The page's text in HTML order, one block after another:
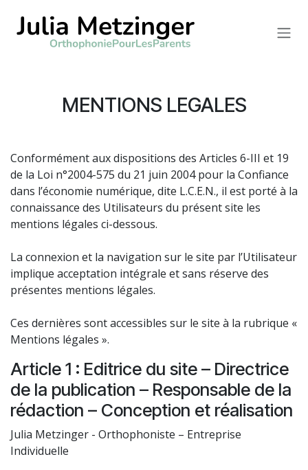
MENTIONS LEGALES
Conformément aux dispositions des Articles 6-III et 19
de la Loi n°2004-575 du 21 juin 2004 pour la Confiance
dans l’économie numérique, dite L.C.E.N., il est porté à la
connaissance des Utilisateurs du présent site les
mentions légales ci-dessous.
La connexion et la navigation sur le site par l’Utilisateur
implique acceptation intégrale et sans réserve des
présentes mentions légales.
Ces dernières sont accessibles sur le site à la rubrique «
Mentions légales ».
Article 1 : Editrice du site – Directrice
de la publication – Responsable de la
rédaction – Conception et réalisation
Julia Metzinger - Orthophoniste – Entreprise
Individuelle